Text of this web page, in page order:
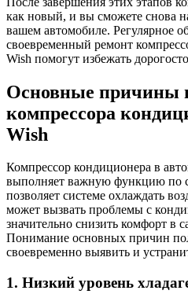
как новый, и вы сможете снова
вашем автомобиле. Регулярное
своевременный ремонт
Wish помогут избежать
Основные причины
компрессора
Wish
Компрессор кондиционера в
выполняет важную функцию по
позволяет системе охлаждать
может вызвать проблемы с
значительно снизить комфорт в
Понимание основных причин
своевременно выявить и
1. Низкий уровень